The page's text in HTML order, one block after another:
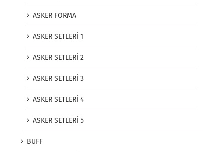
ASKER FORMA
ASKER SETLERİ 1
ASKER SETLERİ 2
ASKER SETLERİ 3
ASKER SETLERİ 4
ASKER SETLERİ 5
BUFF